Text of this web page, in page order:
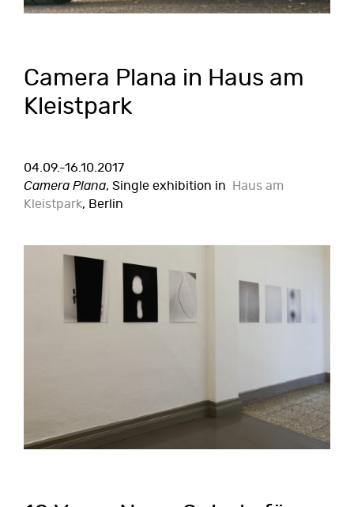
Camera Plana in Haus am
Kleistpark
04.09.-16.10.2017
Camera Plana, Single exhibition in Haus am
Kleistpark, Berlin